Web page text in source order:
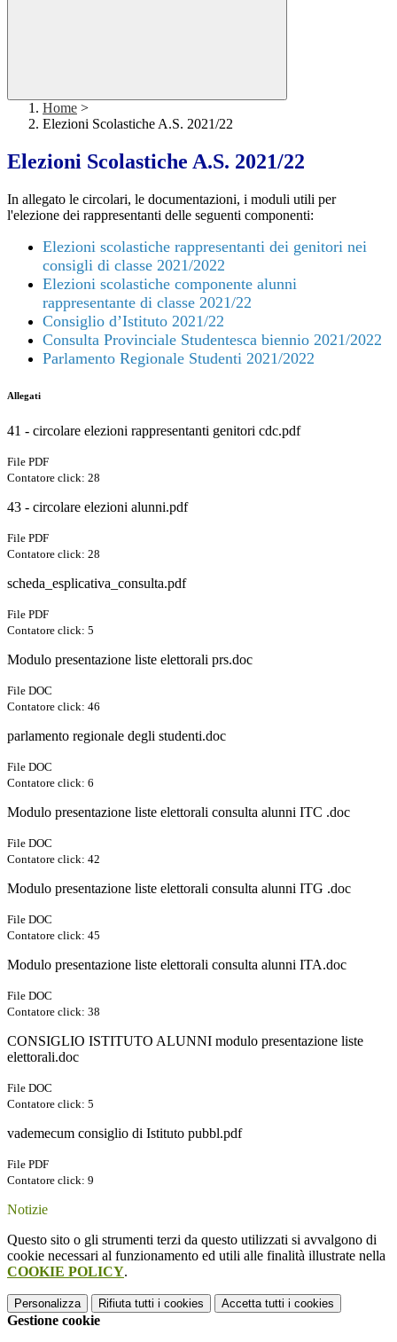
Home >
Elezioni Scolastiche A.S. 2021/22
Elezioni Scolastiche A.S. 2021/22
In allegato le circolari, le documentazioni, i moduli utili per
l'elezione dei rappresentanti delle seguenti componenti:
Elezioni scolastiche rappresentanti dei genitori nei
consigli di classe 2021/2022
Elezioni scolastiche componente alunni
rappresentante di classe 2021/22
Consiglio d’Istituto 2021/22
Consulta Provinciale Studentesca biennio 2021/2022
Parlamento Regionale Studenti 2021/2022
Allegati
41 - circolare elezioni rappresentanti genitori cdc.pdf
File PDF
Contatore click: 28
43 - circolare elezioni alunni.pdf
File PDF
Contatore click: 28
scheda_esplicativa_consulta.pdf
File PDF
Contatore click: 5
Modulo presentazione liste elettorali prs.doc
File DOC
Contatore click: 46
parlamento regionale degli studenti.doc
File DOC
Contatore click: 6
Modulo presentazione liste elettorali consulta alunni ITC .doc
File DOC
Contatore click: 42
Modulo presentazione liste elettorali consulta alunni ITG .doc
File DOC
Contatore click: 45
Modulo presentazione liste elettorali consulta alunni ITA.doc
File DOC
Contatore click: 38
CONSIGLIO ISTITUTO ALUNNI modulo presentazione liste
elettorali.doc
File DOC
Contatore click: 5
vademecum consiglio di Istituto pubbl.pdf
File PDF
Contatore click: 9
Notizie
Questo sito o gli strumenti terzi da questo utilizzati si avvalgono di
cookie necessari al funzionamento ed utili alle finalità illustrate nella
COOKIE POLICY.
Personalizza Rifiuta tutti i cookies Accetta tutti i cookies
Gestione cookie